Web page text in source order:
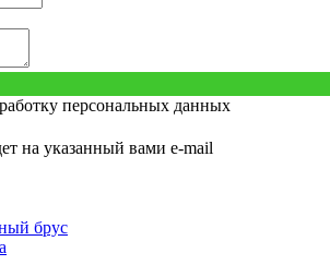
персональных данных
на указанный вами e-mail
брус